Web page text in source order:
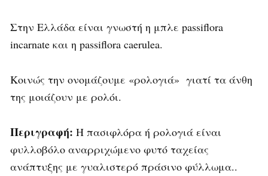
Στην Ελλάδα είναι γνωστή η μπλε passiflora
incarnate και η passiflora caerulea.
Κοινώς την ονομάζουμε «ρολογιά» γιατί τα άνθη
της μοιάζουν με ρολόι.
Περιγραφή: Η πασιφλόρα ή ρολογιά είναι
φυλλοβόλο αναρριχώμενο φυτό ταχείας
ανάπτυξης με γυαλιστερό πράσινο φύλλωμα..